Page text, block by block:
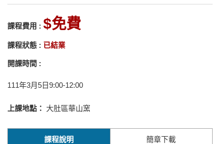
課程費用 : 免費
課程狀態 : 已結業
開課時間 :
111年3月5日9:00-12:00
上課地點： 大肚區華山窯
課程說明 簡章下載